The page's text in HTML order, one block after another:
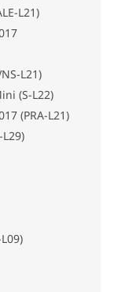
L21)
L21)
(S-L22)
(PRA-L21)
L29)